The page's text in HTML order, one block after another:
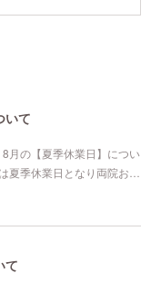
いて
月の【夏季休業日】につい
夏季休業日となり両院お…
て